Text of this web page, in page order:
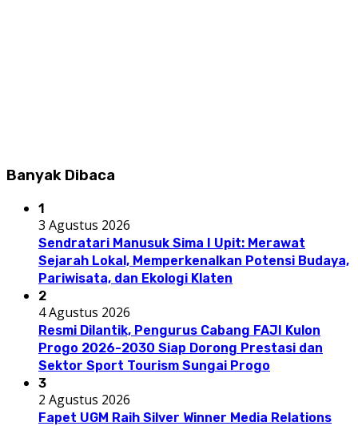
Banyak Dibaca
1
3 Agustus 2026
Sendratari Manusuk Sima I Upit: Merawat
Sejarah Lokal, Memperkenalkan Potensi Budaya,
Pariwisata, dan Ekologi Klaten
2
4 Agustus 2026
Resmi Dilantik, Pengurus Cabang FAJI Kulon
Progo 2026-2030 Siap Dorong Prestasi dan
Sektor Sport Tourism Sungai Progo
3
2 Agustus 2026
Fapet UGM Raih Silver Winner Media Relations